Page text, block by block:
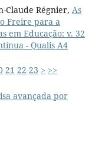
Claude Régnier, As
Freire para a
em Educação: v. 32
- Qualis A4
21 22 23 > >>
avançada por